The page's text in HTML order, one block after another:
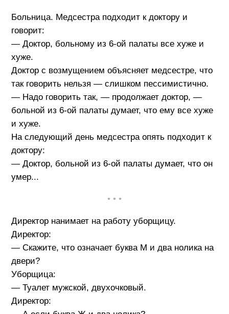
Больница. Медсестра подходит к доктору и
говорит:
— Доктор, больному из 6-ой палаты все хуже и
хуже.
Доктор с возмущением объясняет медсестре, что
так говорить нельзя — слишком пессимистично.
— Надо говорить так, — продолжает доктор, —
больной из 6-ой палаты думает, что ему все хуже
и хуже.
На следующий день медсестра опять подходит к
доктору:
— Доктор, больной из 6-ой палаты думает, что он
умер...
• • •
Директор нанимает на работу уборщицу.
Директор:
— Скажите, что означает буква М и два нолика на
двери?
Уборщица:
— Туалет мужской, двухочковый.
Директор: